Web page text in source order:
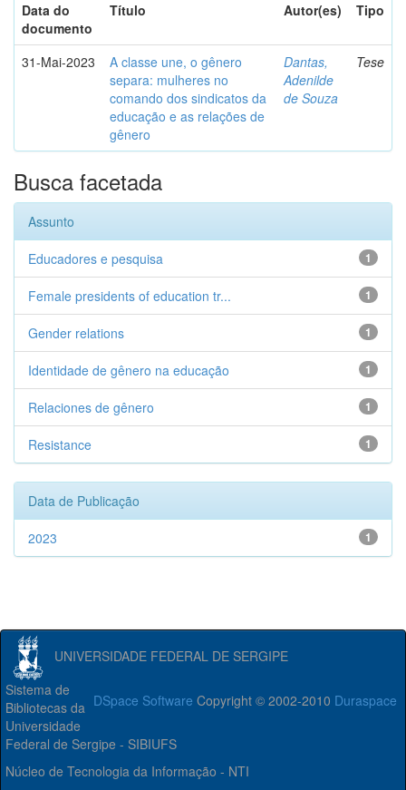
Data do
documento
Título Autor(es) Tipo
31-Mai-2023
A classe une, o gênero
separa: mulheres no
comando dos sindicatos da
educação e as relações de
gênero
Dantas,
Adenilde
de Souza
Tese
Busca facetada
Assunto
1
Educadores e pesquisa
1
Female presidents of education tr...
1
Gender relations
1
Identidade de gênero na educação
1
Relaciones de gênero
1
Resistance
Data de Publicação
1
2023
UNIVERSIDADE FEDERAL DE SERGIPE
DSpace Software Copyright © 2002-2010 Duraspace
Sistema de
Bibliotecas da
Universidade
Federal de Sergipe - SIBIUFS
Núcleo de Tecnologia da Informação - NTI